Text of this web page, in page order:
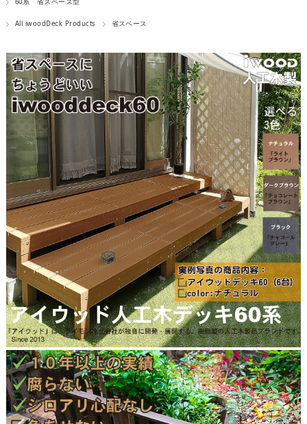
60系 省スペース型
All iwoodDeck Products 省スペース